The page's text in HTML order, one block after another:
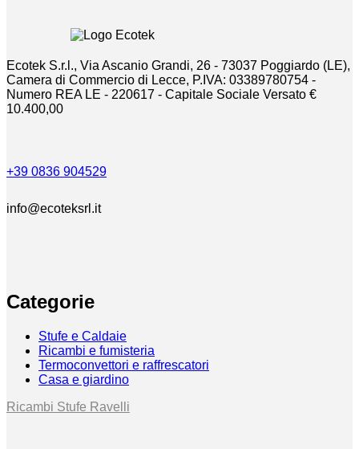
Ecotek S.r.l., Via Ascanio Grandi, 26 - 73037 Poggiardo (LE),
Camera di Commercio di Lecce, P.IVA: 03389780754 -
Numero REA LE - 220617 - Capitale Sociale Versato €
10.400,00
+39 0836 904529
info@ecoteksrl.it
Categorie
Stufe e Caldaie
Ricambi e fumisteria
Termoconvettori e raffrescatori
Casa e giardino
Ricambi Stufe Ravelli